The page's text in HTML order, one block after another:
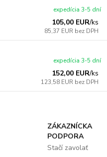
105,00 EUR/ks
85,37 EUR bez DPH
expedícia 3-5 dní
152,00 EUR/ks
123,58 EUR bez DPH
expedícia 3-5 dní
ZÁKAZNÍCKA
PODPORA
Stačí zavolať